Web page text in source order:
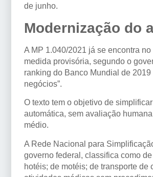
de junho.
Modernização do
A MP 1.040/2021 já se encontra
medida provisória, segundo o
ranking do Banco Mundial de
negócios”.
O texto tem o objetivo de
automática, sem avaliação
médio.
A Rede Nacional para
governo federal, classifica como
hotéis; de motéis; de transporte